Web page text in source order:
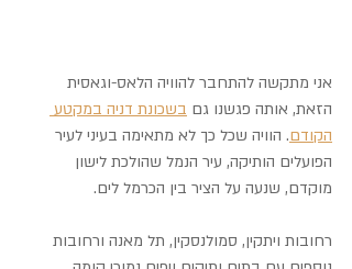
אני מתקשה להתחבר להוויה הלאס-וגאסית
הזאת, אותה פגשנו גם בשכונת דניה במקטע
הקודם. הוויה שכל כך לא מתאימה בעיני לעיר
הפועלים הותיקה, עיר הנמל שהולכת לישון
מוקדם, שנעה על הציר בין הכרמל לים.
רחובות ויתקין, סמולנסקין, תל מאנה ורחובות